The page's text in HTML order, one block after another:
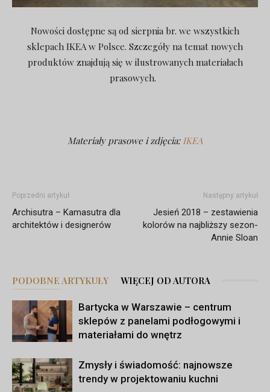
Nowości dostępne są od sierpnia br. we wszystkich
sklepach IKEA w Polsce. Szczegóły na temat nowych
produktów znajdują się w ilustrowanych materiałach
prasowych.
Materiały prasowe i zdjęcia: IKEA
Poprzedni artykuł
Archisutra – Kamasutra dla
architektów i designerów
Następny artykuł
Jesień 2018 – zestawienia
kolorów na najbliższy sezon-
Annie Sloan
PODOBNE ARTYKUŁY WIĘCEJ OD AUTORA
Bartycka w Warszawie – centrum
sklepów z panelami podłogowymi i
materiałami do wnętrz
Zmysły i świadomość: najnowsze
trendy w projektowaniu kuchni